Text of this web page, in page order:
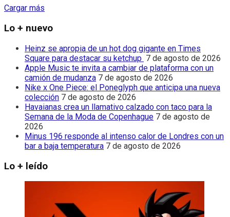
Cargar más
Lo + nuevo
Heinz se apropia de un hot dog gigante en Times
Square para destacar su ketchup 7 de agosto de 2026
Apple Music te invita a cambiar de plataforma con un
camión de mudanza 7 de agosto de 2026
Nike x One Piece: el Poneglyph que anticipa una nueva
colección 7 de agosto de 2026
Havaianas crea un llamativo calzado con taco para la
Semana de la Moda de Copenhague 7 de agosto de
2026
Minus 196 responde al intenso calor de Londres con un
bar a baja temperatura 7 de agosto de 2026
Lo + leído